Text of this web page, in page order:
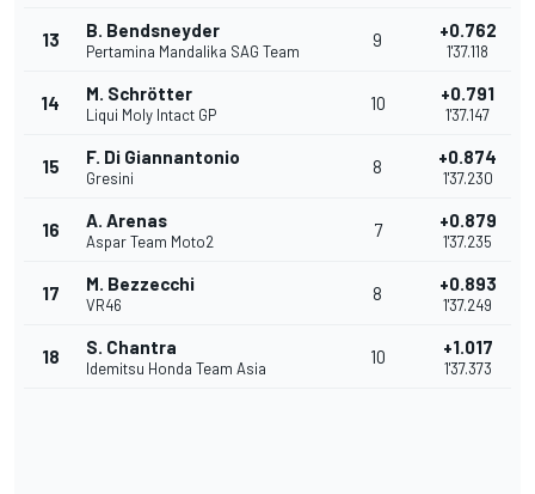
13 B. Bendsneyder
Pertamina Mandalika SAG Team
9 +0.762
1'37.118
14 M. Schrötter
Liqui Moly Intact GP
10 +0.791
1'37.147
15 F. Di Giannantonio
Gresini
8 +0.874
1'37.230
16 A. Arenas
Aspar Team Moto2
7 +0.879
1'37.235
17 M. Bezzecchi
VR46
8 +0.893
1'37.249
18 S. Chantra
Idemitsu Honda Team Asia
10 +1.017
1'37.373